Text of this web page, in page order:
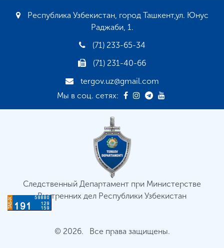
Республика Узбекистан, город Ташкент,ул. Юнус
Раджаби, 1.
(71) 233-65-34
(71) 231-40-66
tergov.uz@gmail.com
Мы в соц. сетях:
Следственный Департамент при Министерстве
Внутренних дел Республики Узбекистан
© 2026. Все права защищены.